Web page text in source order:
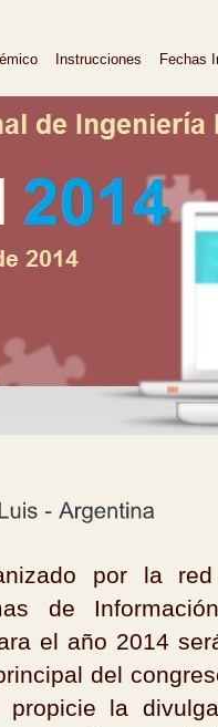
Instrucciones Fechas
por la
de
el año 2014
del
la